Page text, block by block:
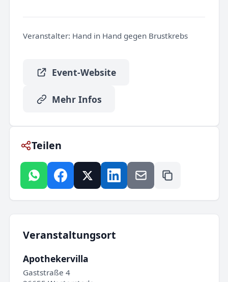
Veranstalter: Hand in Hand gegen Brustkrebs
Event-Website
Mehr Infos
Teilen
Veranstaltungsort
Apothekervilla
Gaststraße 4